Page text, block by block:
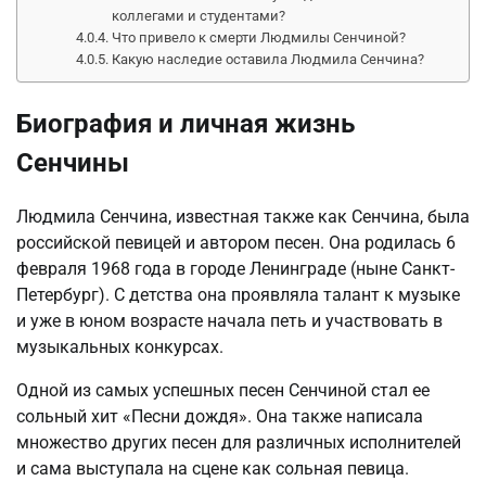
коллегами и студентами?
Что привело к смерти Людмилы Сенчиной?
Какую наследие оставила Людмила Сенчина?
Биография и личная жизнь
Сенчины
Людмила Сенчина, известная также как Сенчина, была
российской певицей и автором песен. Она родилась 6
февраля 1968 года в городе Ленинграде (ныне Санкт-
Петербург). С детства она проявляла талант к музыке
и уже в юном возрасте начала петь и участвовать в
музыкальных конкурсах.
Одной из самых успешных песен Сенчиной стал ее
сольный хит «Песни дождя». Она также написала
множество других песен для различных исполнителей
и сама выступала на сцене как сольная певица.